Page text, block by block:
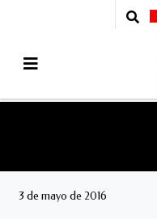
3 de mayo de 2016